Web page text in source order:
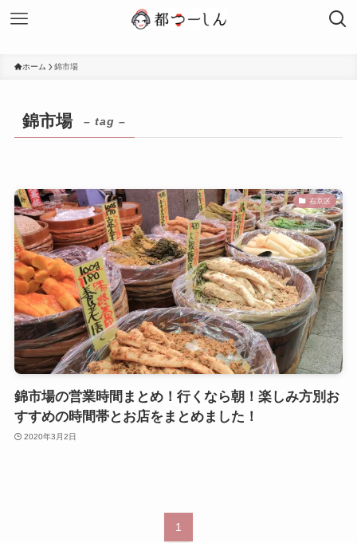
ホーム 錦市場
錦市場 – tag –
右京区
錦市場の営業時間まとめ！行くなら朝！楽しみ方別お
すすめの時間帯とお店をまとめました！
2020年3月2日
1